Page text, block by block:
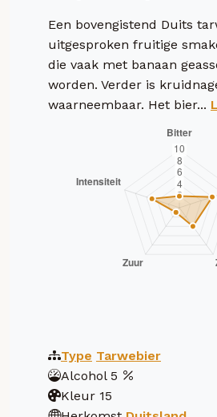
Een bovengistend Duits
uitgesproken fruitige
die vaak met banaan
worden. Verder is
waarneembaar. Het bier...
Type Tarwebier
Alcohol 5
Kleur 15